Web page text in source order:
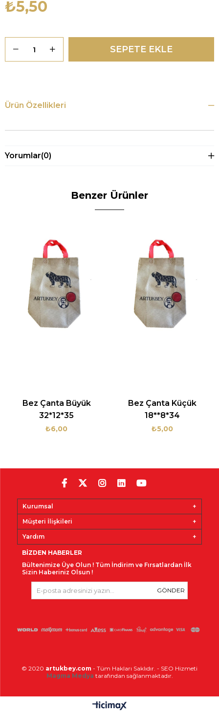
₺5,50
Ürün Özellikleri
Yorumlar(0)
Benzer Ürünler
Bez Çanta Büyük
32*12*35
₺6,00
Bez Çanta Küçük
18**8*34
₺5,00
Kurumsal
Müşteri İlişkileri
Yardım
BIZDEN HABERLER
Bültenimize Üye Olun ! Tüm İndirim ve Fırsatlardan İlk
Sizin Haberiniz Olsun !
GÖNDER
© 2020 artukbey.com - Tüm Hakları Saklıdır. - SEO Hizmeti
Magma Medya tarafından sağlanmaktadır.